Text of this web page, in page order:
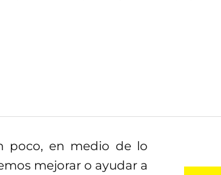
poco, en medio de lo
mejorar o ayudar a